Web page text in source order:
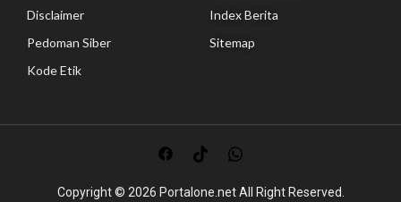
Disclaimer
Pedoman Siber
Kode Etik
Index Berita
Sitemap
Copyright © 2026 Portalone.net All Right Reserved.